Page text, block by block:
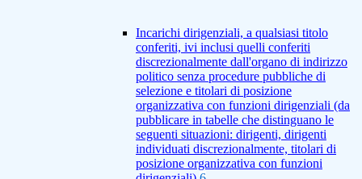
Incarichi dirigenziali, a qualsiasi titolo
conferiti, ivi inclusi quelli conferiti
discrezionalmente dall'organo di indirizzo
politico senza procedure pubbliche di
selezione e titolari di posizione
organizzativa con funzioni dirigenziali (da
pubblicare in tabelle che distinguano le
seguenti situazioni: dirigenti, dirigenti
individuati discrezionalmente, titolari di
posizione organizzativa con funzioni